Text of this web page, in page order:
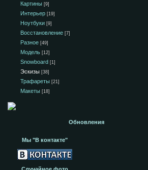
Картины [9]
Интерьер [19]
Ноутбуки [9]
Восстановление [7]
Разное [49]
Модель [12]
Snowboard [1]
Эскизы [38]
Трафареты [21]
Макеты [18]
Обновления
Мы "В контакте"